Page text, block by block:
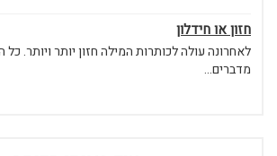
חזון או חידלון
לאחרונה עולה לכותרות המילה חזון יותר ויותר. כל
מדברים...